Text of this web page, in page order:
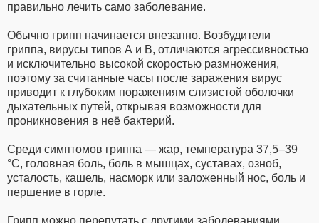
правильно лечить само заболевание.
Обычно грипп начинается внезапно. Возбудители
гриппа, вирусы типов А и В, отличаются агрессивностью
и исключительно высокой скоростью размножения,
поэтому за считанные часы после заражения вирус
приводит к глубоким поражениям слизистой оболочки
дыхательных путей, открывая возможности для
проникновения в неё бактерий.
Среди симптомов гриппа — жар, температура 37,5–39
°С, головная боль, боль в мышцах, суставах, озноб,
усталость, кашель, насморк или заложенный нос, боль и
першение в горле.